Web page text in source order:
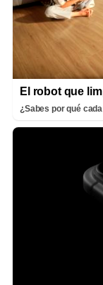
El robot que
¿Sabes por qué